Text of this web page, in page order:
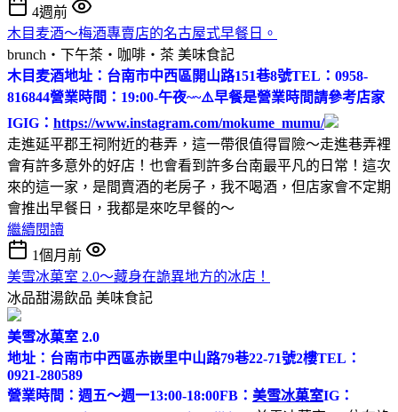
4週前
木目麦酒～梅酒專賣店的名古屋式早餐日。
brunch‧下午茶‧咖啡‧茶 美味食記
木目麦酒地址：台南市中西區開山路151巷8號TEL：0958-
816844營業時間：19:00-午夜~~⚠️早餐是營業時間請參考店家
IGIG： https://www.instagram.com/mokume_mumu/
走進延平郡王祠附近的巷弄，這一帶很值得冒險～走進巷弄裡
會有許多意外的好店！也會看到許多台南最平凡的日常！這次
來的這一家，是間賣酒的老房子，我不喝酒，但店家會不定期
會推出早餐日，我都是來吃早餐的～
繼續閱讀
1個月前
美雪冰菓室 2.0～藏身在詭異地方的冰店！
冰品甜湯飲品 美味食記
美雪冰菓室 2.0
地址：台南市中西區赤嵌里中山路79巷22-71號2樓TEL：
0921-280589
營業時間：週五～週一13:00-18:00FB： 美雪冰菓室IG：